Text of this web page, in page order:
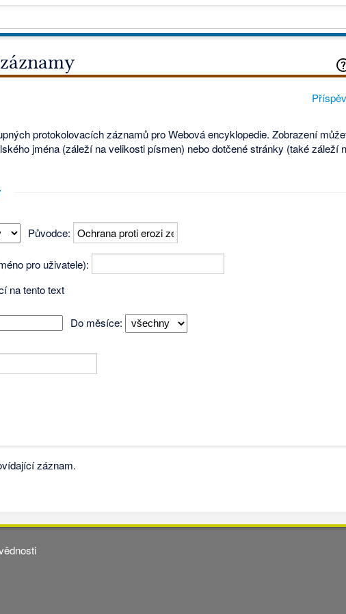
protokolovacích záznamů pro Webová encyklopedie. Zobrazení
jména (záleží na velikosti písmen) nebo dotčené stránky (také záleží
Původce:
pro uživatele):
na tento text
Do měsíce:
záznam.